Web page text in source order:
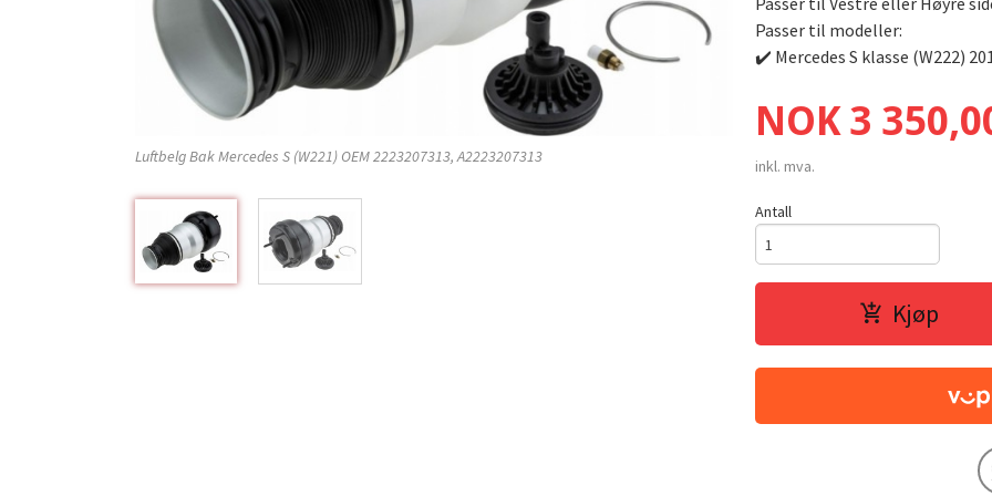
Luftbelg Bak Mercedes S (W221) OEM 2223207313, A2223207313
Luftbelg Bak Mercedes S (W221) OEM
Passer til modeller:
✔️ Mercedes S klasse (W222)
Pris
NOK3
inkl. mva.
Antall
Kjøp